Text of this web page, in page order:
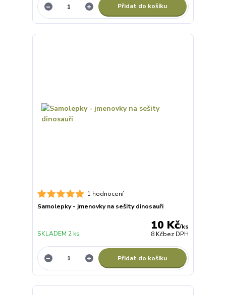
Přidat do košíku
1 hodnocení
Samolepky - jmenovky na sešity dinosauři
10 Kč/ks
8 Kčbez DPH
SKLADEM 2 ks
Přidat do košíku